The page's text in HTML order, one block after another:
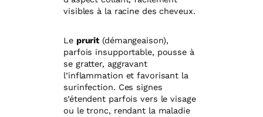
visibles à la racine des cheveux.
Le prurit (démangeaison),
parfois insupportable, pousse à
se gratter, aggravant
l’inflammation et favorisant la
surinfection. Ces signes
s’étendent parfois vers le visage
ou le tronc, rendant la maladie